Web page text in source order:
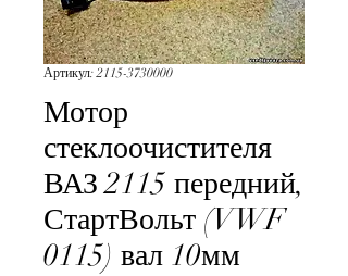
Артикул: 2115-3730000
Мотор
стеклоочистителя
ВАЗ 2115 передний,
СтартВольт (VWF
0115) вал 10мм